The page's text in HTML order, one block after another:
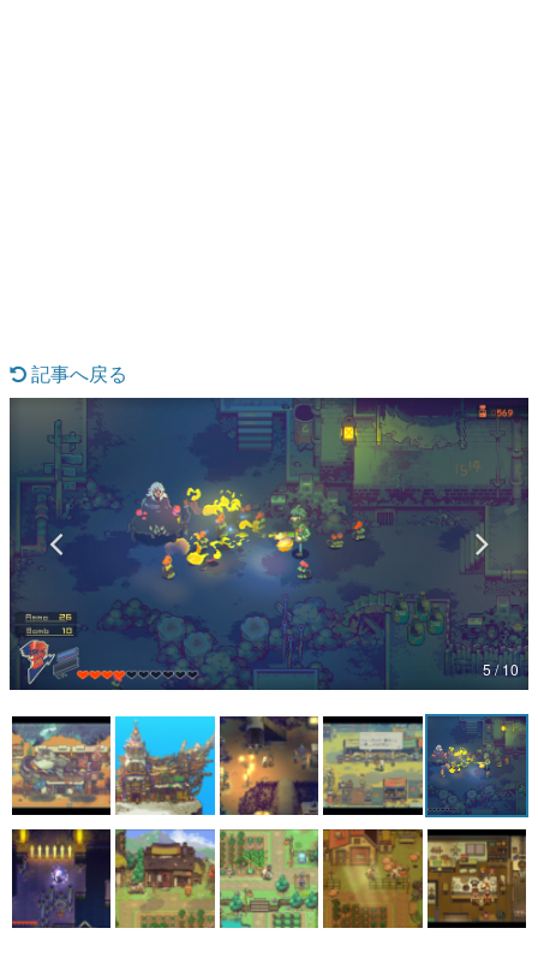
具体的な形から解き明かしていく、硬派で骨太な評論連載
ゲームが変えた日本語
「経験値」「裏技」「ラスボス」… ゲームにまつわる言葉
の起源や用法の変遷を、コンピューター文化史研究家・タ
イニーP氏が徹底調査。
カテゴリ
特集記事
マンガ
女性向け
アプリレビュー
その他
電ファミニコゲーマーとは？
運営：株式会社マレ
記事へ戻る
5 / 10